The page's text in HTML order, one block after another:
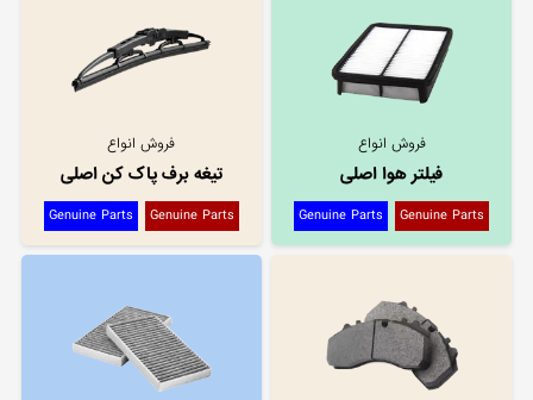
فروش انواع
فیلتر هوا اصلی
Genuine Parts
Genuine Parts
فروش انواع
تیغه برف پاک کن اصلی
Genuine Parts
Genuine Parts